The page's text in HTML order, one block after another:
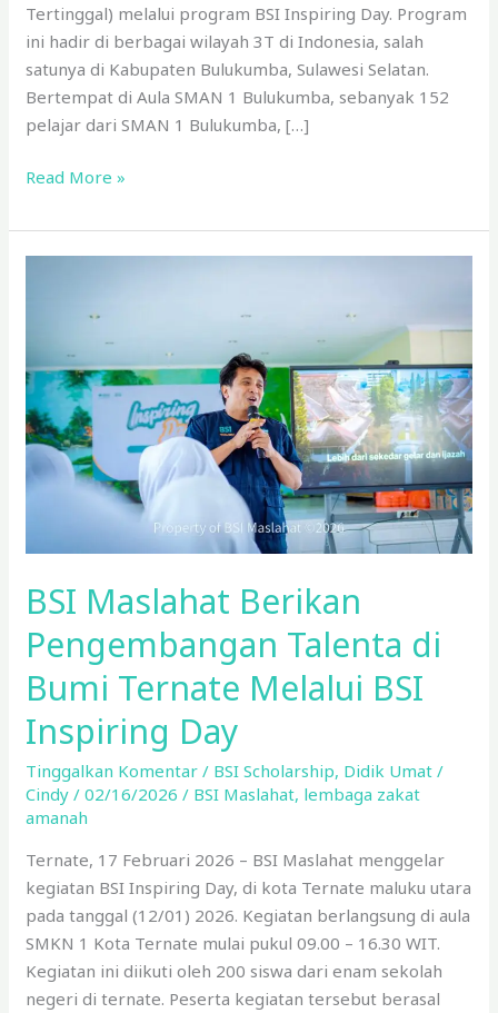
Tertinggal) melalui program BSI Inspiring Day. Program
ini hadir di berbagai wilayah 3T di Indonesia, salah
satunya di Kabupaten Bulukumba, Sulawesi Selatan.
Bertempat di Aula SMAN 1 Bulukumba, sebanyak 152
pelajar dari SMAN 1 Bulukumba, […]
Read More »
BSI Maslahat Berikan
Pengembangan Talenta di
Bumi Ternate Melalui BSI
Inspiring Day
Tinggalkan Komentar / BSI Scholarship, Didik Umat /
Cindy/02/16/2026/ BSI Maslahat, lembaga zakat
amanah
Ternate, 17 Februari 2026 – BSI Maslahat menggelar
kegiatan BSI Inspiring Day, di kota Ternate maluku utara
pada tanggal (12/01) 2026. Kegiatan berlangsung di aula
SMKN 1 Kota Ternate mulai pukul 09.00 – 16.30 WIT.
Kegiatan ini diikuti oleh 200 siswa dari enam sekolah
negeri di ternate. Peserta kegiatan tersebut berasal
Pengembangan
Talenta
di
Bumi
Ternate
Melalui